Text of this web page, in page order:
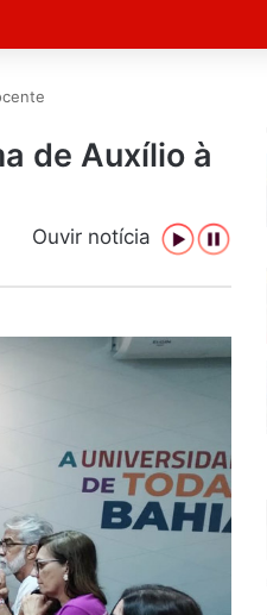
de Auxílio à
Ouvir notícia